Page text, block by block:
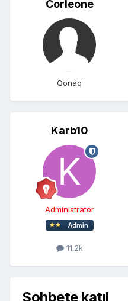
Corleone
Qonaq
Karb10
Administrator
11.2k
Sohbete katıl